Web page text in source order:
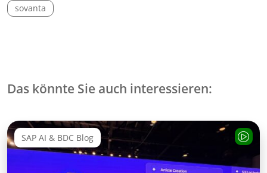
sovanta
Das könnte Sie auch interessieren:
SAP AI & BDC Blog